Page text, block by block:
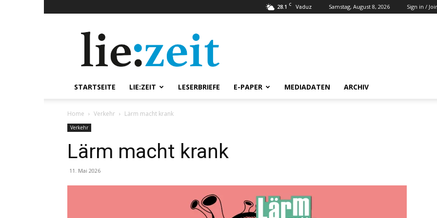
28.1 C Vaduz Samstag, August 8, 2026 Sign in /
STARTSEITE LIE:ZEIT LESERBRIEFE E-PAPER MEDIADATEN ARCHIV
Home Verkehr Lärm macht krank
Verkehr
Lärm macht krank
11. Mai 2026